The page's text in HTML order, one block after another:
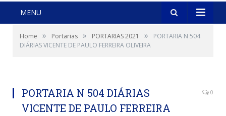
MENU
Home » Portarias » PORTARIAS 2021 »
PORTARIA N 504
DIÁRIAS VICENTE DE PAULO FERREIRA OLIVEIRA
PORTARIA N 504 DIÁRIAS
VICENTE DE PAULO FERREIRA
0